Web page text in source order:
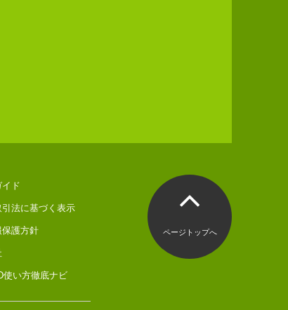
イド
法に基づく表示
護方針
使い方徹底ナビ
ページトップへ